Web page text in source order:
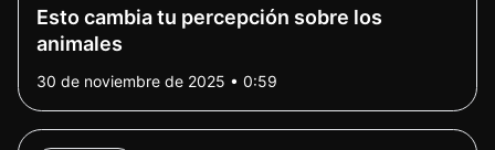
Esto cambia tu percepción sobre los
animales
30 de noviembre de 2025 • 0:59